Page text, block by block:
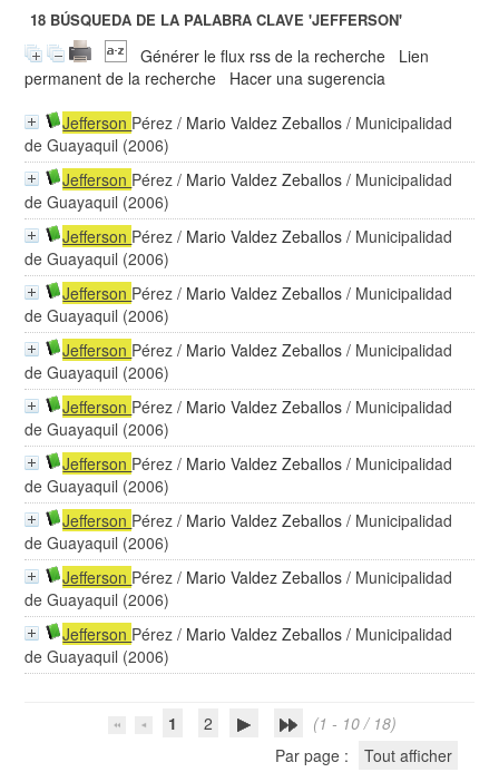
18 BÚSQUEDA DE LA PALABRA CLAVE'JEFFERSON'
Générer le flux rss de la recherche
Lien
permanent de la recherche
Hacer una sugerencia
Jefferson Pérez / Mario Valdez Zeballos / Municipalidad
de Guayaquil (2006)
Jefferson Pérez / Mario Valdez Zeballos / Municipalidad
de Guayaquil (2006)
Jefferson Pérez / Mario Valdez Zeballos / Municipalidad
de Guayaquil (2006)
Jefferson Pérez / Mario Valdez Zeballos / Municipalidad
de Guayaquil (2006)
Jefferson Pérez / Mario Valdez Zeballos / Municipalidad
de Guayaquil (2006)
Jefferson Pérez / Mario Valdez Zeballos / Municipalidad
de Guayaquil (2006)
Jefferson Pérez / Mario Valdez Zeballos / Municipalidad
de Guayaquil (2006)
Jefferson Pérez / Mario Valdez Zeballos / Municipalidad
de Guayaquil (2006)
Jefferson Pérez / Mario Valdez Zeballos / Municipalidad
de Guayaquil (2006)
Jefferson Pérez / Mario Valdez Zeballos / Municipalidad
de Guayaquil (2006)
1 2
(1 - 10 / 18)
Par page :
Tout afficher